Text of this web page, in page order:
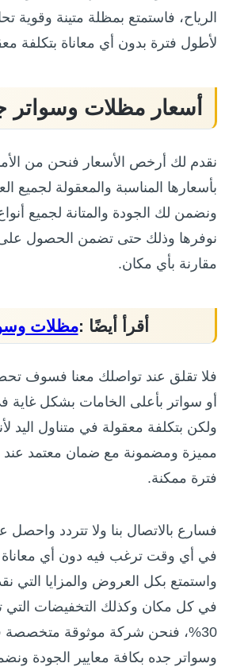
الرياح، فاستمتع بمظلة متينة وقوية
لأطول فترة بدون أي معاناة بتكلفة
أسعار مظلات وسواتر
نقدم لك أرخص الأسعار فنحن من
بأسعارها المناسبة والمعقولة لجميع
ونضمن لك الجودة والمتانة لجميع
نوفرها وذلك حتى تضمن الحصول
مقارنة بأي مكان.
أقرأ أيضًا :مظلات
فلا تقلق عند تواصلك معنا فسوف
أو سواتر بأعلى الخامات بشكل غاية
ولكن بتكلفة معقولة في متناول اليد
مميزة ومضمونة مع ضمان معتمد عند
فترة ممكنة.
فسارع بالاتصال بنا ولا تتردد واحصل
في أي وقت ترغب فيه دون أي
واستمتع بكل العروض والمزايا التي
في كل مكان وكذلك التخفيضات التي
30%، فنحن شركة موثوقة
وسواتر جده بكافة معايير الجودة